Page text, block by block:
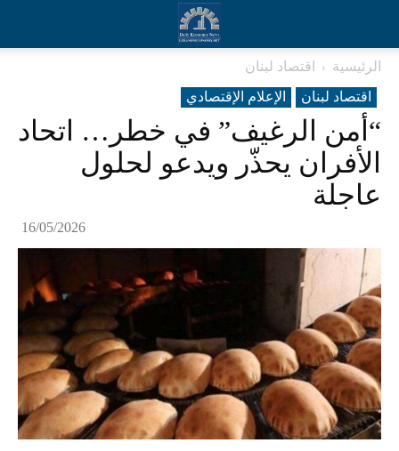
الرئيسية
اقتصاد لبنان
اقتصاد لبنان
الإعلام الإقتصادي
“أمن الرغيف” في خطر… اتحاد
الأفران يحذّر ويدعو لحلول
عاجلة
16/05/2026